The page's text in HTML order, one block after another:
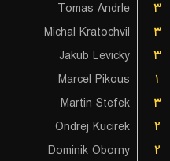
Tomas Andrle
۳
Michal Kratochvil
۳
Jakub Levicky
۳
Marcel Pikous
۱
Martin Stefek
۳
Ondrej Kucirek
۲
Dominik Oborny
۲